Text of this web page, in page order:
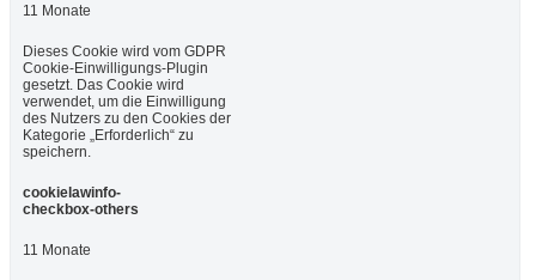
11 Monate
Dieses Cookie wird vom GDPR
Cookie-Einwilligungs-Plugin
gesetzt. Das Cookie wird
verwendet, um die Einwilligung
des Nutzers zu den Cookies der
Kategorie „Erforderlich“ zu
speichern.
cookielawinfo-
checkbox-others
11 Monate